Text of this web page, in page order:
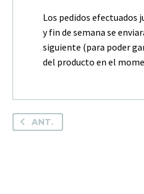
Los pedidos efectuados
y fin de semana se
siguiente (para poder
del producto en el
ANT.